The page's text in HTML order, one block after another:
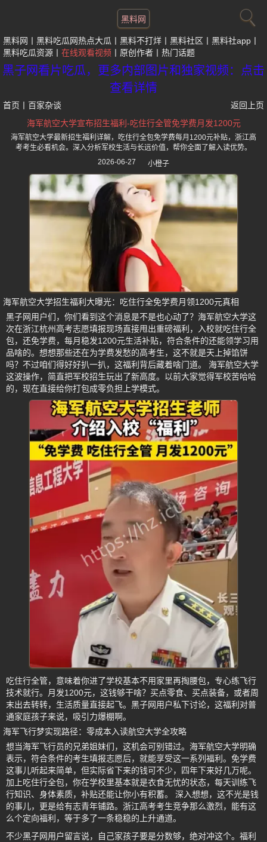
黑料网
黑料网 黑料吃瓜网热点大瓜 黑料不打烊 黑料社区
黑料社app
黑料吃瓜资源
在线观看视频 原创作者 热门话题
黑子网看片吃瓜，更多内部图片和独家视频：点击
查看详情
首页 百家杂谈
返回上页
海军航空大学宣布招生福利-吃住行全管免学费月发1200元
海军航空大学最新招生福利详解，吃住行全包免学费每月1200元补贴，浙江高
考考生必看机会。深入分析军校生活与长远价值，帮你全面了解入读优势。
2026-06-27
小橙子
海军航空大学招生福利大曝光：吃住行全免学费月领1200元真相
黑子网用户们，你们看到这个消息是不是也心动了？海军航空大学这
次在浙江杭州高考志愿填报现场直接甩出重磅福利，入校就吃住行全
包，还免学费，每月稳发1200元生活补贴，符合条件的还能领学习用
品啥的。想想那些还在为学费发愁的高考生，这不就是天上掉馅饼
吗？不过咱们得好好扒一扒，这福利背后藏着啥门道。 海军航空大学
这波操作，简直把军校招生玩出了新高度。以前大家觉得军校苦哈哈
的，现在直接给你打包成零负担上学模式。
吃住行全管，意味着你进了学校基本不用家里再掏腰包，专心练飞行
技术就行。月发1200元，这钱够干啥？买点零食、买点装备，或者周
末出去转转，生活质量直接起飞。黑子网用户私下讨论，这福利对普
通家庭孩子来说，吸引力爆棚啊。
海军飞行梦实现路径：零成本入读航空大学全攻略
想当海军飞行员的兄弟姐妹们，这机会可别错过。海军航空大学明确
表示，符合条件的考生填报志愿后，就能享受这一系列福利。免学费
这事儿听起来简单，但实际省下来的钱可不少，四年下来好几万呢。
加上吃住行全包，你在学校里基本就是衣食无忧的状态，每天训练飞
行知识、身体素质，补贴还能让你小有积蓄。 深入想想，这不光是钱
的事儿，更是给有志青年铺路。浙江高考考生竞争那么激烈，能有这
么个定向福利，等于多了一条稳稳的上升通道。
不少黑子网用户留言说，自己家孩子要是分数够，绝对冲这个。福利